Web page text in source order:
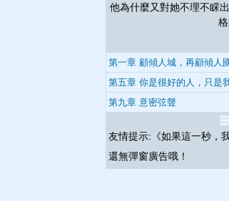
他為什麼又對她不理不睬
第一章 顧傾人城，再顧傾人
第五章 你是很好的人，只是
第九章 意密弦聲
友情提示:《如果這一秒，
還無彈窗廣告哦！